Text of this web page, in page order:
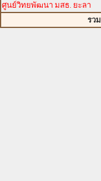
ศูนย์วิทยพัฒนา มสธ. ยะลา
รวม